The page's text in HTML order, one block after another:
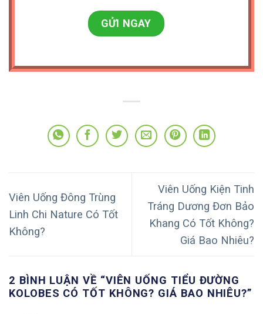
Viên Uống Đông Trùng
Linh Chi Nature Có Tốt
Không?
Viên Uống Kiện Tinh
Tráng Dương Đơn Bảo
Khang Có Tốt Không?
Giá Bao Nhiêu?
2 BÌNH LUẬN VỀ “VIÊN UỐNG TIỂU ĐƯỜNG
KOLOBES CÓ TỐT KHÔNG? GIÁ BAO NHIÊU?”